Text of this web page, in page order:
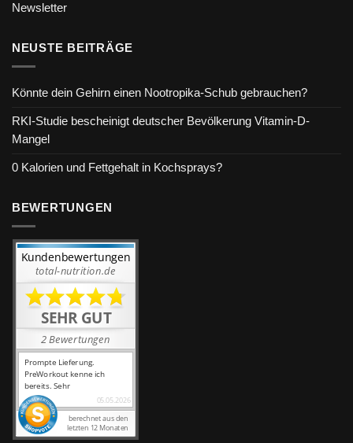
Newsletter
NEUSTE BEITRÄGE
Könnte dein Gehirn einen Nootropika-Schub gebrauchen?
RKI-Studie bescheinigt deutscher Bevölkerung Vitamin-D-
Mangel
0 Kalorien und Fettgehalt in Kochsprays?
BEWERTUNGEN